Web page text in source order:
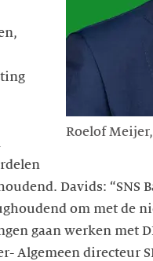
Roelof Meijer,
Davids: “SNS
om met de
gaan werken met
Algemeen directeur